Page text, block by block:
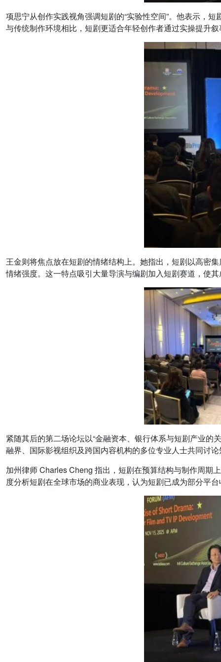
项思宁从创作实践视角强调短剧的“实验性空间”。他表示，
与传统制作环境相比，短剧更适合年轻创作者通过实操提升
王金则将焦点放在短剧的情绪结构上。她指出，短剧以高密
情绪强度。这一特点吸引大量导演与编剧加入短剧赛道，使
紧随其后的第二场论坛以“金融资本、银行体系与短剧产业的
融界、国际影视组织及跨国内容机构的多位专业人士共同讨
加州律师 Charles Cheng 指出，短剧在预算结构与制作周期
度分析短剧在全球市场的商业表现，认为短剧已成为部分平